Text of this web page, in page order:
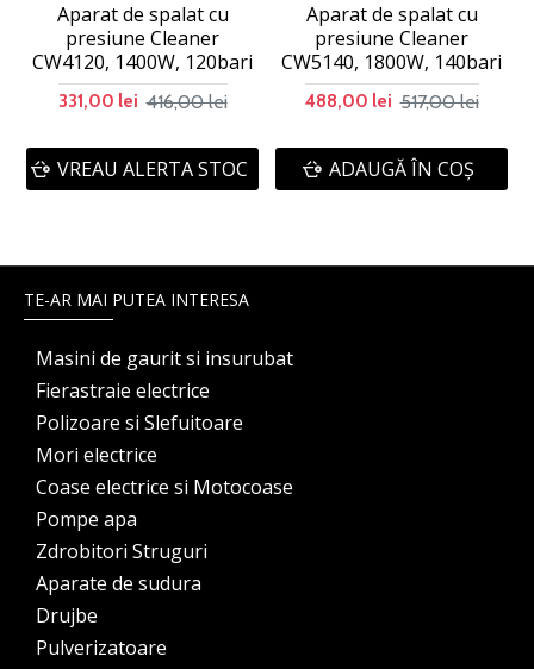
Aparat de spalat cu
presiune Cleaner
CW4120, 1400W, 120bari
331,00 lei 416,00 lei
VREAU ALERTA STOC
Aparat de spalat cu
presiune Cleaner
CW5140, 1800W, 140bari
488,00 lei 517,00 lei
ADAUGĂ ÎN COŞ
TE-AR MAI PUTEA INTERESA
Masini de gaurit si insurubat
Fierastraie electrice
Polizoare si Slefuitoare
Mori electrice
Coase electrice si Motocoase
Pompe apa
Zdrobitori Struguri
Aparate de sudura
Drujbe
Pulverizatoare